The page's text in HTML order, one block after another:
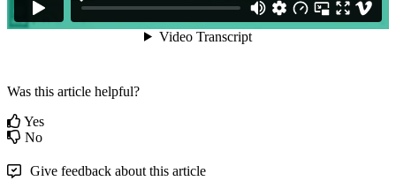
Was this article helpful?
Yes
No
Give feedback about this article